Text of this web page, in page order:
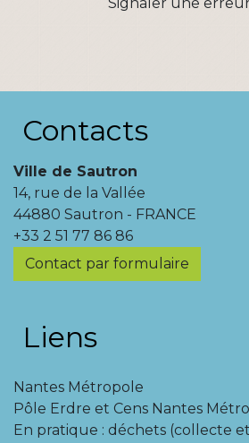
Contacts
Ville de Sautron
14, rue de la Vallée
44880 Sautron - FRANCE
+33 2 51 77 86 86
Contact par formulaire
Liens
Nantes Métropole
Pôle Erdre et Cens Nantes
En pratique : déchets (collecte